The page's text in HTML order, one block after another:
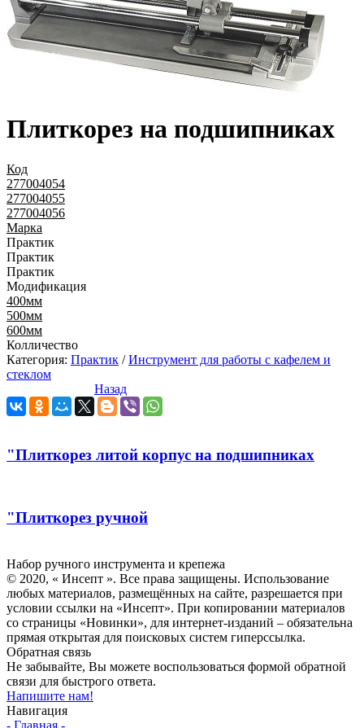
Плиткорез на подшипниках
Код
277004054
277004055
277004056
Марка
Практик
Практик
Практик
Модификация
400мм
500мм
600мм
Колличество
Категория: Практик /Инструмент для работы с кафелем и
стеклом
Назад
"Плиткорез литой корпус на подшипниках
"Плиткорез ручной
Набор ручного инструмента и крепежа
© 2020, « Инсепт ». Все права защищены. Использование
любых материалов, размещённых на сайте, разрешается при
условии ссылки на «Инсепт». При копировании материалов
со страницы «Новинки», для интернет-изданий – обязательна
прямая открытая для поисковых систем гиперссылка.
Обратная связь
Не забывайте, Вы можете воспользоваться формой обратной
связи для быстрого ответа.
Напишите нам!
Навигация
- Главная -